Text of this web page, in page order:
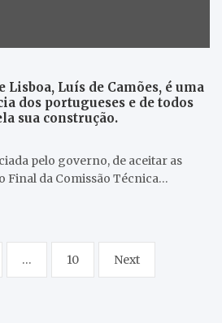
Lisboa, Luís de Camões, é uma
dos portugueses e de todos
sua construção.
pelo governo, de aceitar as
Final da Comissão Técnica…
… 10 Next